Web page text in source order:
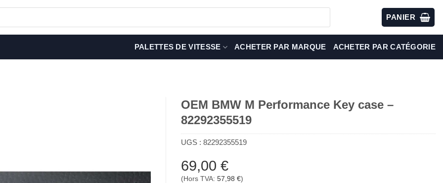
PANIER
PALETTES DE VITESSE ACHETER PAR MARQUE ACHETER PAR CATÉGORIE
OEM BMW M Performance Key case –
82292355519
UGS : 82292355519
69,00 €
(Hors TVA: 57,98 €)